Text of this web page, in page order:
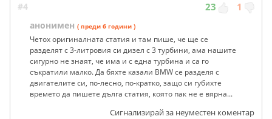
#4 23 1
анонимен ( преди 6 години )
Четох оригиналната статия и там пише, че ще се
разделят с 3-литровия си дизел с 3 турбини, ама нашите
сигурно не знаят, че има и с една турбина и са го
съкратили малко. Да бяхте казали BMW се разделя с
двигателите си, по-лесно, по-кратко, защо си губихте
времето да пишете дълга статия, която пак не е вярна...
Сигнализирай за неуместен коментар